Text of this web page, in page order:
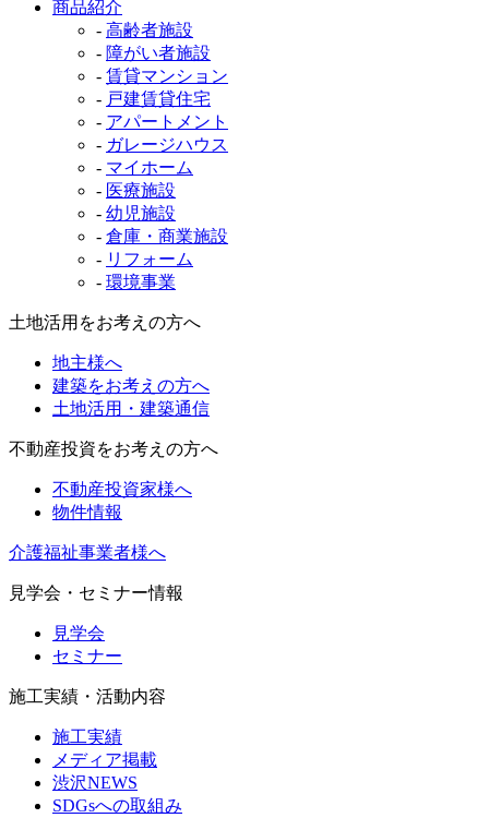
商品紹介
- 高齢者施設
- 障がい者施設
- 賃貸マンション
- 戸建賃貸住宅
- アパートメント
- ガレージハウス
- マイホーム
- 医療施設
- 幼児施設
- 倉庫・商業施設
- リフォーム
- 環境事業
土地活用をお考えの方へ
地主様へ
建築をお考えの方へ
土地活用・建築通信
不動産投資をお考えの方へ
不動産投資家様へ
物件情報
介護福祉事業者様へ
見学会・セミナー情報
見学会
セミナー
施工実績・活動内容
施工実績
メディア掲載
渋沢NEWS
SDGsへの取組み